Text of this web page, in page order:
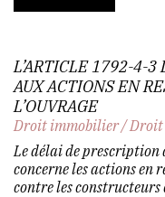
L’ARTICLE 1792-4-3
AUX ACTIONS EN
L’OUVRAGE
Droit immobilier/Droit
Le délai de prescription
concerne les actions en
contre les